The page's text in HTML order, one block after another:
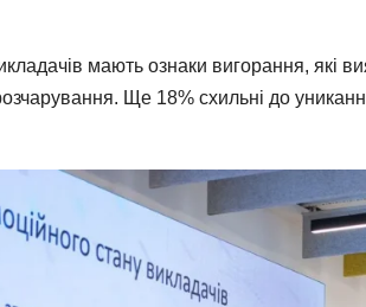
мають ознаки вигорання, які
Ще 18% схильні до